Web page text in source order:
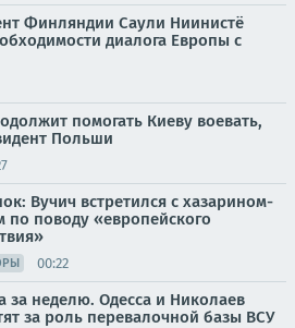
Финляндии Саули Ниинистё
диалога Европы с
помогать Киеву воевать,
Польши
Вучич встретился с хазарином-
по поводу «европейского
00:22
за неделю. Одесса и Николаев
за роль перевалочной базы ВСУ